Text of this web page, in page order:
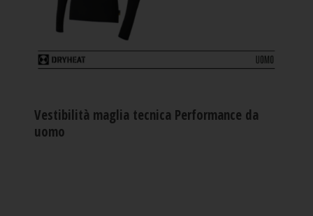
Vestibilità maglia tecnica Performance da
uomo